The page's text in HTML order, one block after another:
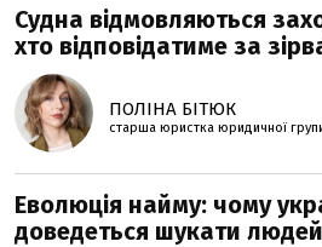
Судна відмовляються
хто відповідатиме за
ПОЛІНА БІТЮК
старша юристка юридичної
Еволюція найму: чому
доведеться шукати